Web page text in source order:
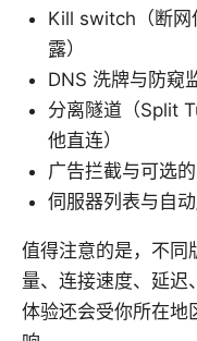
Kill switch（断网
露）
DNS 洗牌与防窥
分离隧道（Split
他直连）
广告拦截与可选
伺服器列表与自
值得注意的是，不同
量、连接速度、延迟
体验还会受你所在地